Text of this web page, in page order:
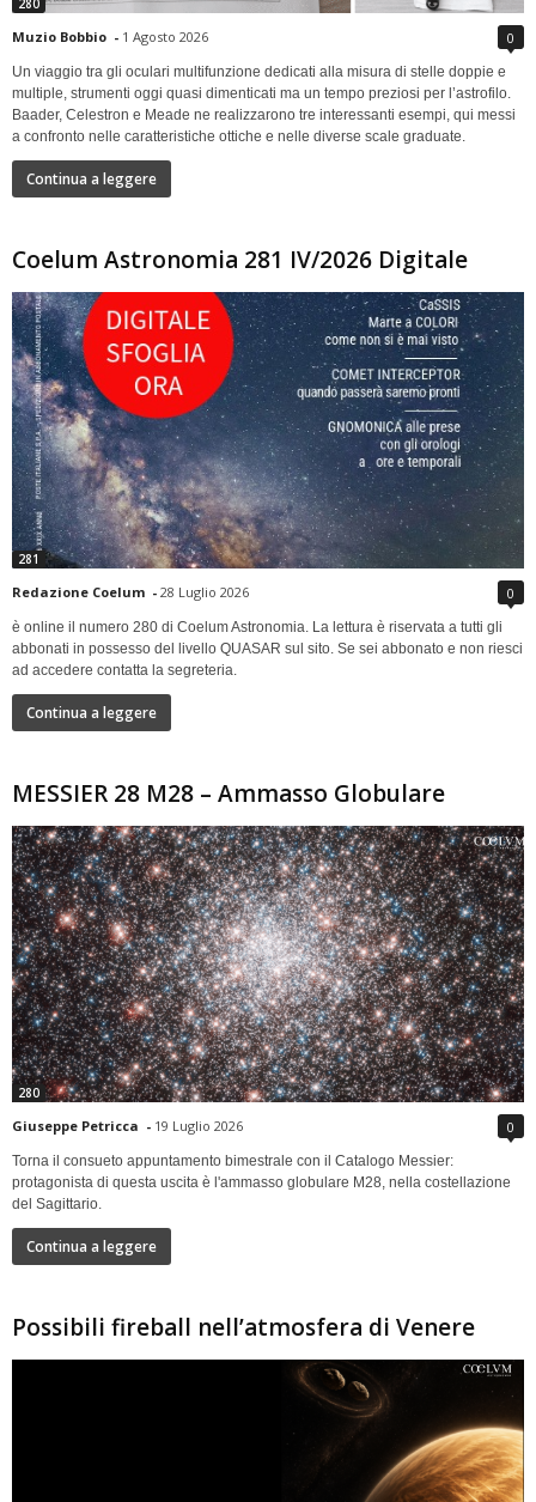
280
Muzio Bobbio - 1 Agosto 2026 0
Un viaggio tra gli oculari multifunzione dedicati alla misura di stelle doppie e
multiple, strumenti oggi quasi dimenticati ma un tempo preziosi per l’astrofilo.
Baader, Celestron e Meade ne realizzarono tre interessanti esempi, qui messi
a confronto nelle caratteristiche ottiche e nelle diverse scale graduate.
Continua a leggere
Coelum Astronomia 281 IV/2026 Digitale
281
Redazione Coelum - 28 Luglio 2026 0
è online il numero 280 di Coelum Astronomia. La lettura è riservata a tutti gli
abbonati in possesso del livello QUASAR sul sito. Se sei abbonato e non riesci
ad accedere contatta la segreteria.
Continua a leggere
MESSIER 28 M28 – Ammasso Globulare
280
Giuseppe Petricca - 19 Luglio 2026 0
Torna il consueto appuntamento bimestrale con il Catalogo Messier:
protagonista di questa uscita è l'ammasso globulare M28, nella costellazione
del Sagittario.
Continua a leggere
Possibili fireball nell’atmosfera di Venere